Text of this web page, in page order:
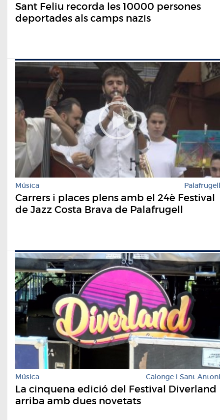
Sant Feliu recorda les 10000 persones
deportades als camps nazis
Música Palafrugell
Carrers i places plens amb el 24è Festival
de Jazz Costa Brava de Palafrugell
Música Calonge i Sant Antoni
La cinquena edició del Festival Diverland
arriba amb dues novetats